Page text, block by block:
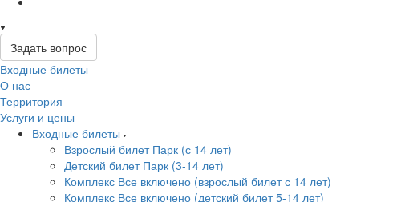
Задать вопрос
Входные билеты
О нас
Территория
Услуги и цены
Входные билеты
Взрослый билет Парк (с 14 лет)
Детский билет Парк (3-14 лет)
Комплекс Все включено (взрослый билет с 14 лет)
Комплекс Все включено (детский билет 5-14 лет)